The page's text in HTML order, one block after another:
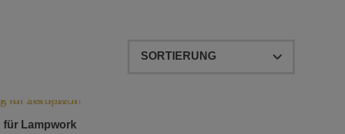
für Lampwork